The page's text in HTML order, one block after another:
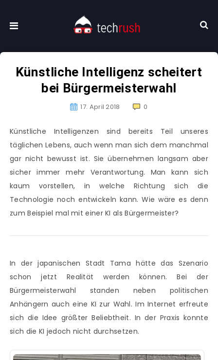
Künstliche Intelligenz scheitert
bei Bürgermeisterwahl
17. April 2018 0
Künstliche Intelligenzen sind bereits Teil unseres
täglichen Lebens, auch wenn man sich dem manchmal
gar nicht bewusst ist. Sie übernehmen langsam aber
sicher immer mehr Verantwortung. Man kann sich
kaum vorstellen, in welche Richtung sich die
Technologie noch entwickeln kann. Wie wäre es denn
zum Beispiel mal mit einer KI als Bürgermeister?
In der japanischen Stadt Tama hätte das Szenario
schon jetzt Realität werden können. Bei der
Bürgermeisterwahl standen neben politischen
Anhängern auch eine KI zur Wahl. Im Internet erfreute
sich die Idee größter Beliebtheit. In der Praxis konnte
sich die KI jedoch nicht durchsetzen.